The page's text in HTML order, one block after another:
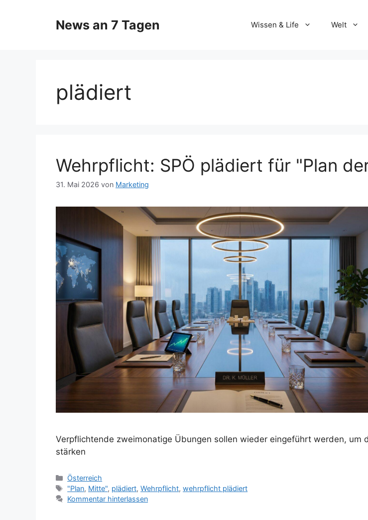
News an 7 Tagen Wissen & Life Welt
plädiert
Wehrpflicht: SPÖ plädiert für "Plan
31. Mai 2026 von Marketing
Verpflichtende zweimonatige Übungen sollen wieder eingeführt werden, um
stärken
Kategorien
Österreich
Schlagwörter
"Plan, Mitte", plädiert,Wehrpflicht,wehrpflicht plädiert
Kommentar hinterlassen